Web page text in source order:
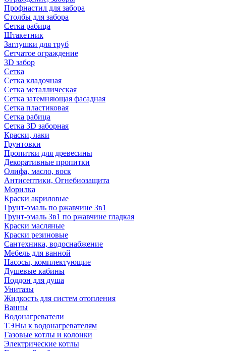
Профнастил для забора
Столбы для забора
Сетка рабица
Штакетник
Заглушки для труб
Сетчатое ограждение
3D забор
Сетка
Сетка кладочная
Сетка металлическая
Сетка затемняющая фасадная
Сетка пластиковая
Сетка рабица
Сетка 3D заборная
Краски, лаки
Грунтовки
Пропитки для древесины
Декоративные пропитки
Олифа, масло, воск
Антисептики, Огнебиозащита
Морилка
Краски акриловые
Грунт-эмаль по ржавчине 3в1
Грунт-эмаль 3в1 по ржавчине гладкая
Краски масляные
Краски резиновые
Сантехника, водоснабжение
Мебель для ванной
Насосы, комплектующие
Душевые кабины
Поддон для душа
Унитазы
Жидкость для систем отопления
Ванны
Водонагреватели
ТЭНы к водонагревателям
Газовые котлы и колонки
Электрические котлы